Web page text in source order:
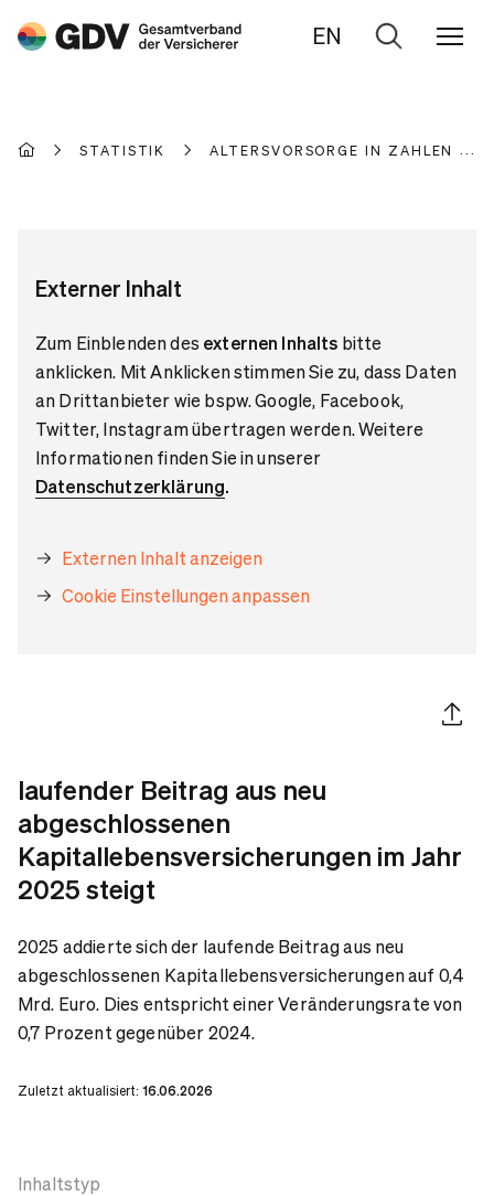
EN
Zur
STATISTIK ALTERSVORSORGE IN ZAHLEN
Externer Inhalt
Zum Einblenden des externen Inhalts bitte
anklicken. Mit Anklicken stimmen Sie zu, dass Daten
an Drittanbieter wie bspw. Google, Facebook,
Twitter, Instagram übertragen werden. Weitere
Informationen finden Sie in unserer
Datenschutzerklärung.
Externen Inhalt anzeigen
Cookie Einstellungen anpassen
Artikel
laufender Beitrag aus neu
abgeschlossenen
Kapitallebensversicherungen im Jahr
2025 steigt
2025 addierte sich der laufende Beitrag aus neu
abgeschlossenen Kapitallebensversicherungen auf 0,4
Mrd. Euro. Dies entspricht einer Veränderungsrate von
0,7 Prozent gegenüber 2024.
Zuletzt aktualisiert: 16.06.2026
Inhaltstyp